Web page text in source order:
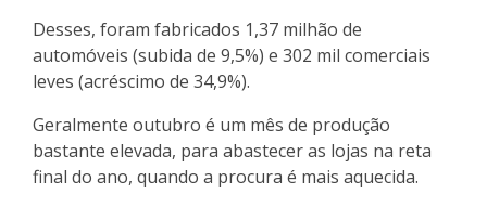
Desses, foram fabricados 1,37 milhão de
automóveis (subida de 9,5%) e 302 mil comerciais
leves (acréscimo de 34,9%).
Geralmente outubro é um mês de produção
bastante elevada, para abastecer as lojas na reta
final do ano, quando a procura é mais aquecida.